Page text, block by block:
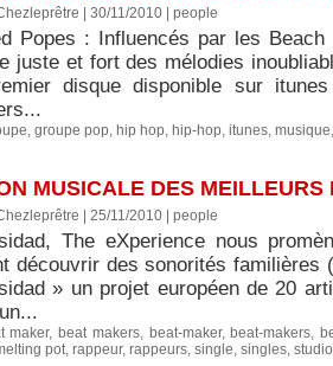
| 30/11/2010 people
Popes : Influencés par les
juste et fort des mélodies
disque disponible sur
, groupe pop, hip hop, hip-hop, itunes, musique,
MUSICALE DES MEILLEURS
| 25/11/2010 people
The eXperience nous
découvrir des sonorités familières
» un projet européen de 20
maker, beat makers, beat-maker, beat-makers,
pot, rappeur, rappeurs, single, singles, studio